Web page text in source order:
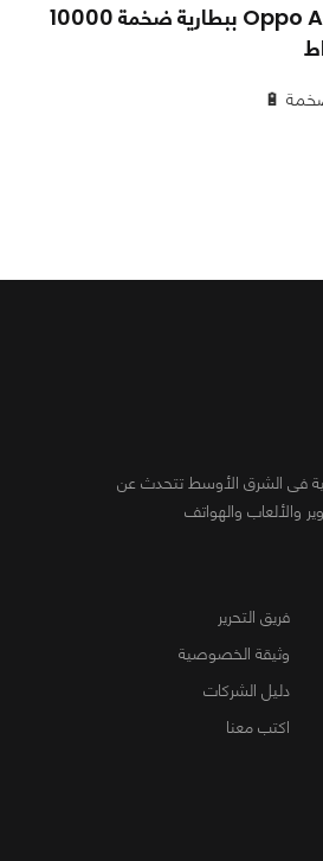
أوبو تطلق Oppo A7 Pro Max ببطارية ضخمة 10000
🔋
فى الشرق الأوسط تتحدث عن
والألعاب والهواتف
فريق التحرير
وثيقة الخصوصية
دليل الشركات
اكتب معنا